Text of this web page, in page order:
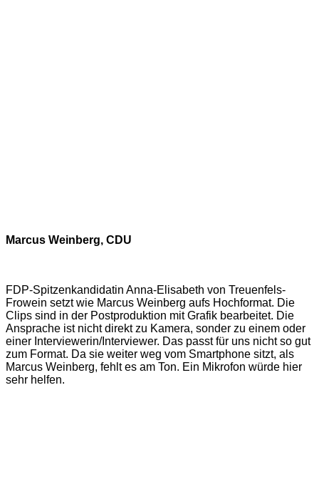
Marcus Weinberg, CDU
FDP-Spitzenkandidatin Anna-Elisabeth von Treuenfels-
Frowein setzt wie Marcus Weinberg aufs Hochformat. Die
Clips sind in der Postproduktion mit Grafik bearbeitet. Die
Ansprache ist nicht direkt zu Kamera, sonder zu einem oder
einer Interviewerin/Interviewer. Das passt für uns nicht so gut
zum Format. Da sie weiter weg vom Smartphone sitzt, als
Marcus Weinberg, fehlt es am Ton. Ein Mikrofon würde hier
sehr helfen.